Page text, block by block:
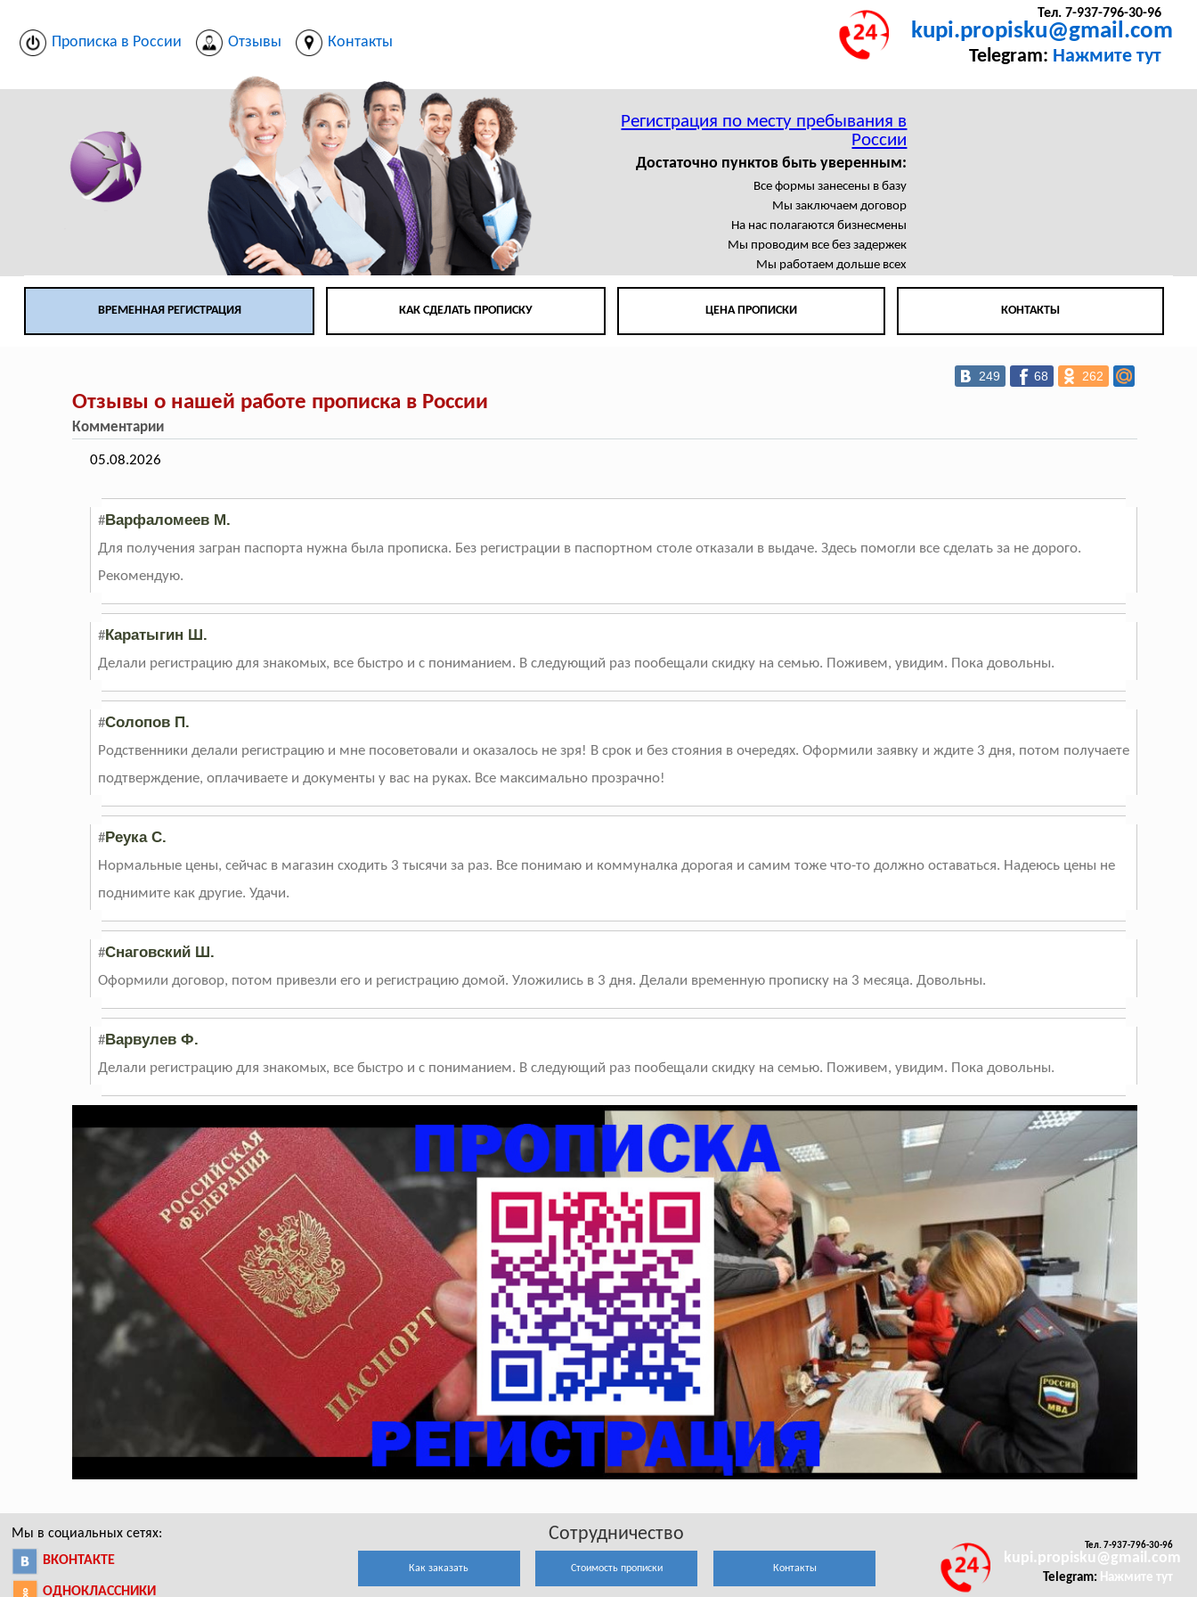
Прописка в России Отзывы Контакты
Тел. 7-937-796-30-96
kupi.propisku@gmail.com
Telegram: Нажмите тут
Регистрация по месту пребывания в
России
Достаточно пунктов быть уверенным:
Все формы занесены в базу
Мы заключаем договор
На нас полагаются бизнесмены
Мы проводим все без задержек
Мы работаем дольше всех
ВРЕМЕННАЯ РЕГИСТРАЦИЯ КАК СДЕЛАТЬ ПРОПИСКУ ЦЕНА ПРОПИСКИ КОНТАКТЫ
249 68 262
Отзывы о нашей работе прописка в России
Комментарии
05.08.2026
#Варфаломеев М.
Для получения загран паспорта нужна была прописка. Без регистрации в паспортном столе отказали в выдаче. Здесь помогли все сделать за не дорого.
Рекомендую.
#Каратыгин Ш.
Делали регистрацию для знакомых, все быстро и с пониманием. В следующий раз пообещали скидку на семью. Поживем, увидим. Пока довольны.
#Солопов П.
Родственники делали регистрацию и мне посоветовали и оказалось не зря! В срок и без стояния в очередях. Оформили заявку и ждите 3 дня, потом получаете
подтверждение, оплачиваете и документы у вас на руках. Все максимально прозрачно!
#Реука С.
Нормальные цены, сейчас в магазин сходить 3 тысячи за раз. Все понимаю и коммуналка дорогая и самим тоже что-то должно оставаться. Надеюсь цены не
поднимите как другие. Удачи.
#Снаговский Ш.
Оформили договор, потом привезли его и регистрацию домой. Уложились в 3 дня. Делали временную прописку на 3 месяца. Довольны.
#Варвулев Ф.
Делали регистрацию для знакомых, все быстро и с пониманием. В следующий раз пообещали скидку на семью. Поживем, увидим. Пока довольны.
Мы в социальных сетях:
ВКОНТАКТЕ
ОДНОКЛАССНИКИ
Сотрудничество
Как заказать Стоимость прописки Контакты
Тел. 7-937-796-30-96
kupi.propisku@gmail.com
Telegram: Нажмите тут